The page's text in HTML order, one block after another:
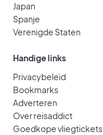
Japan
Spanje
Verenigde Staten
Handige links
Privacybeleid
Bookmarks
Adverteren
Over reisaddict
Goedkope vliegtickets